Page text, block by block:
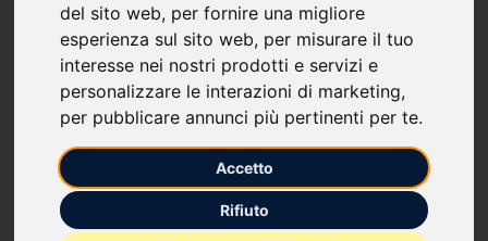
del sito web, per fornire una migliore
esperienza sul sito web, per misurare il tuo
interesse nei nostri prodotti e servizi e
personalizzare le interazioni di marketing,
per pubblicare annunci più pertinenti per te.
Accetto
Rifiuto
IndustriaRedes informáticasSoftwareTécnica
Tecnología de la información
Comunicados de
prensa
Ver todos los comunicados de
prensa